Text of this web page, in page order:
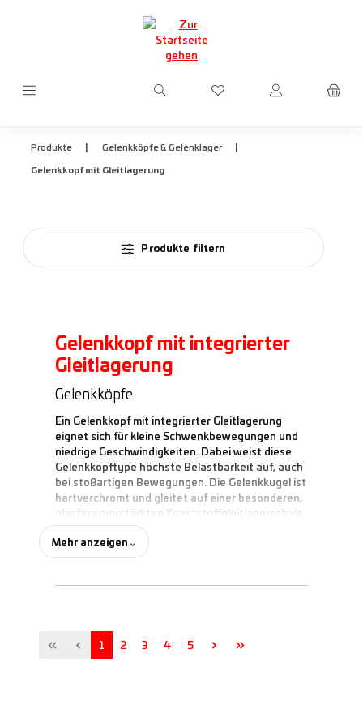
Du hast 0 Produkte auf
Produkte | Gelenkköpfe & Gelenklager |
Gelenkkopf mit Gleitlagerung
Produkte filtern
Gelenkkopf mit integrierter
Gleitlagerung
Gelenkköpfe
Ein Gelenkkopf mit integrierter Gleitlagerung
eignet sich für kleine Schwenkbewegungen und
niedrige Geschwindigkeiten. Dabei weist diese
Gelenkkopftype höchste Belastbarkeit auf, auch
bei stoßartigen Bewegungen. Die Gelenkkugel ist
hartverchromt und gleitet auf einer besonderen,
glasfaserverstärkten Kunststoffgleitlagerschale,
welche unter anderem auch PTFE zur
Reibungsminimierung enthält.
durch Einschließen unschädlich.
Mehr anzeigen⌄
Seite
1 Seite
2 Seite
3 Seite
4 Seite
5